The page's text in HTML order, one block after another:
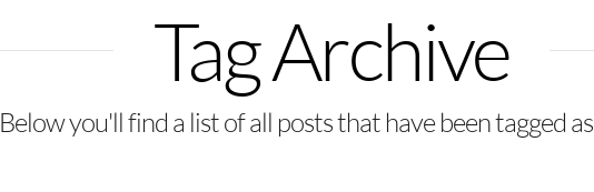
Tag Archive
Below you'll find a list of all posts that have been tagged as